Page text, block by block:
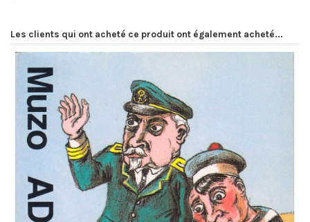
Les clients qui ont acheté ce produit ont également acheté...